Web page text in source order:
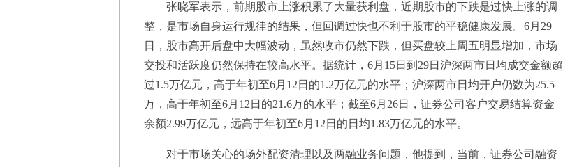
张晓军表示，前期股市上涨积累了大量获利盘，近期股市的下跌是过快上涨的调
整，是市场自身运行规律的结果，但回调过快也不利于股市的平稳健康发展。6月29
日，股市高开后盘中大幅波动，虽然收市仍然下跌，但买盘较上周五明显增加，市场
交投和活跃度仍然保持在较高水平。据统计，6月15日到29日沪深两市日均成交金额超
过1.5万亿元，高于年初至6月12日的1.2万亿元的水平；沪深两市日均开户仍数为25.5
万，高于年初至6月12日的21.6万的水平；截至6月26日，证券公司客户交易结算资金
余额2.99万亿元，远高于年初至6月12日的日均1.83万亿元的水平。
对于市场关心的场外配资清理以及两融业务问题，他提到，当前，证券公司融资